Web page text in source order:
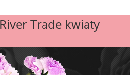
River Trade kwiaty